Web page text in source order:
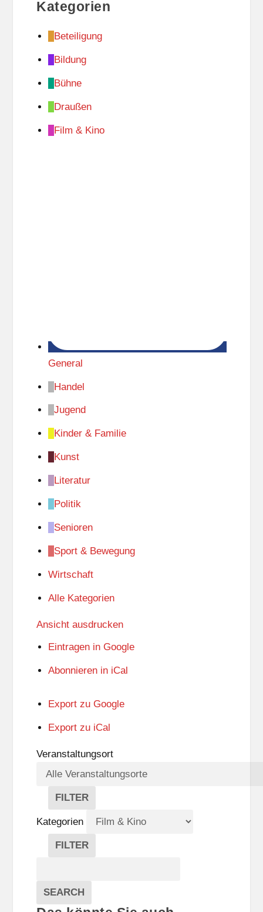
Kategorien
Beteiligung
Bildung
Bühne
Draußen
Film & Kino
General
Handel
Jugend
Kinder & Familie
Kunst
Literatur
Politik
Senioren
Sport & Bewegung
Wirtschaft
Alle Kategorien
Ansicht ausdrucken
Eintragen in Google
Abonnieren in iCal
Export zu Google
Export zu iCal
Veranstaltungsort
FILTER
V
E
R
A
A
L
Kategorien
FILTER
E
G
Veranstaltungen
SEARCH